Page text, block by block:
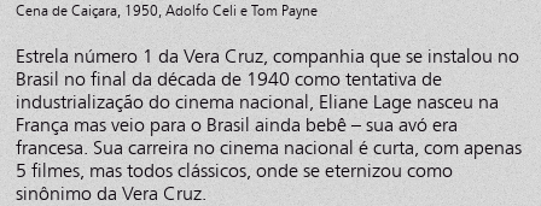
Cena de Caiçara, 1950, Adolfo Celi e Tom Payne
Estrela número 1 da Vera Cruz, companhia que se instalou no
Brasil no final da década de 1940 como tentativa de
industrialização do cinema nacional, Eliane Lage nasceu na
França mas veio para o Brasil ainda bebê – sua avó era
francesa. Sua carreira no cinema nacional é curta, com apenas
5 filmes, mas todos clássicos, onde se eternizou como
sinônimo da Vera Cruz.